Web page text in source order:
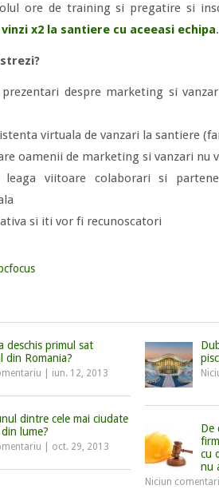
ore de training si pregatire si
vinzi x2 la santiere cu aceeasi echipa.
despre marketing si
virtuala de vanzari la santiere
oamenii de marketing si vanzari nu
viitoare colaborari si
si iti vor fi recunoscatori
deschis primul sat
din Romania?
iun. 12, 2013
dintre cele mai ciudate
lume?
oct. 29, 2013
De
cu
nu
Niciun